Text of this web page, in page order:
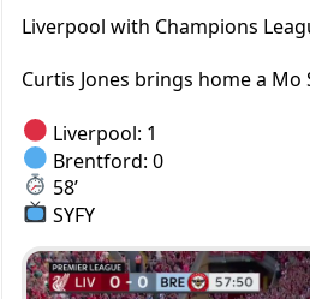
Liverpool with Champions
Curtis Jones brings home a
Liverpool: 1
Brentford: 0
58’
SYFY